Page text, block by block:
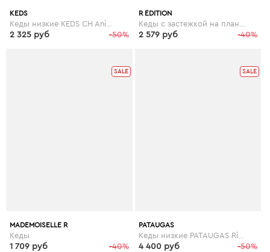
KEDS
-50%
2 325 руб
R ÉDITION
-40%
2 579 руб
SALE
MADEMOISELLE R
Кеды
-40%
1 709 руб
SALE
PATAUGAS
-50%
4 400 руб